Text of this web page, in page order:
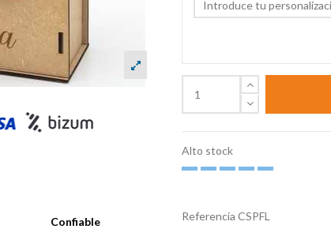
Confiable
Alto stock
Referencia CSPFL